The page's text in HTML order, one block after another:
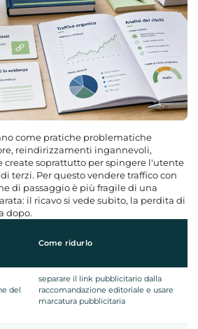
come pratiche problematiche
reindirizzamenti ingannevoli,
create soprattutto per spingere l'utente
terzi. Per questo vendere traffico con
di passaggio è più fragile di una
il ricavo si vede subito, la perdita di
dopo.
Come ridurlo
del
separare il link pubblicitario dalla
raccomandazione editoriale e usare
marcatura pubblicitaria